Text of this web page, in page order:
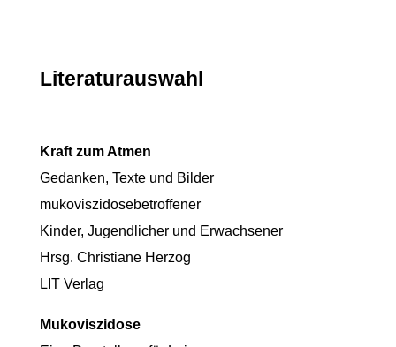
Literaturauswahl
Kraft zum Atmen
Gedanken, Texte und Bilder
mukoviszidosebetroffener
Kinder, Jugendlicher und Erwachsener
Hrsg. Christiane Herzog
LIT Verlag
Mukoviszidose